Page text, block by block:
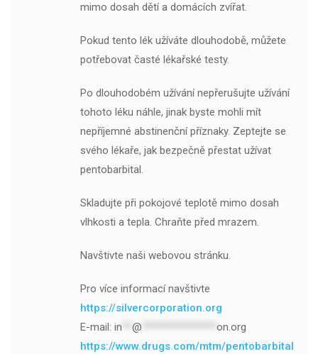
mimo dosah dětí a domácích zvířat.
Pokud tento lék užíváte dlouhodobě, můžete
potřebovat časté lékařské testy.
Po dlouhodobém užívání nepřerušujte užívání
tohoto léku náhle, jinak byste mohli mít
nepříjemné abstinenční příznaky. Zeptejte se
svého lékaře, jak bezpečně přestat užívat
pentobarbital.
Skladujte při pokojové teplotě mimo dosah
vlhkosti a tepla. Chraňte před mrazem.
Navštivte naši webovou stránku.
Pro více informací navštivte
https://silvercorporation.org
E-mail: in @
on.org
https://www.drugs.com/mtm/pentobarbital-